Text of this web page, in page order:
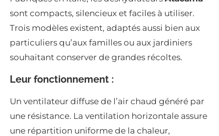
sont compacts, silencieux et faciles à utiliser.
Trois modèles existent, adaptés aussi bien aux
particuliers qu’aux familles ou aux jardiniers
souhaitant conserver de grandes récoltes.
Leur fonctionnement :
Un ventilateur diffuse de l’air chaud généré par
une résistance. La ventilation horizontale assure
une répartition uniforme de la chaleur,